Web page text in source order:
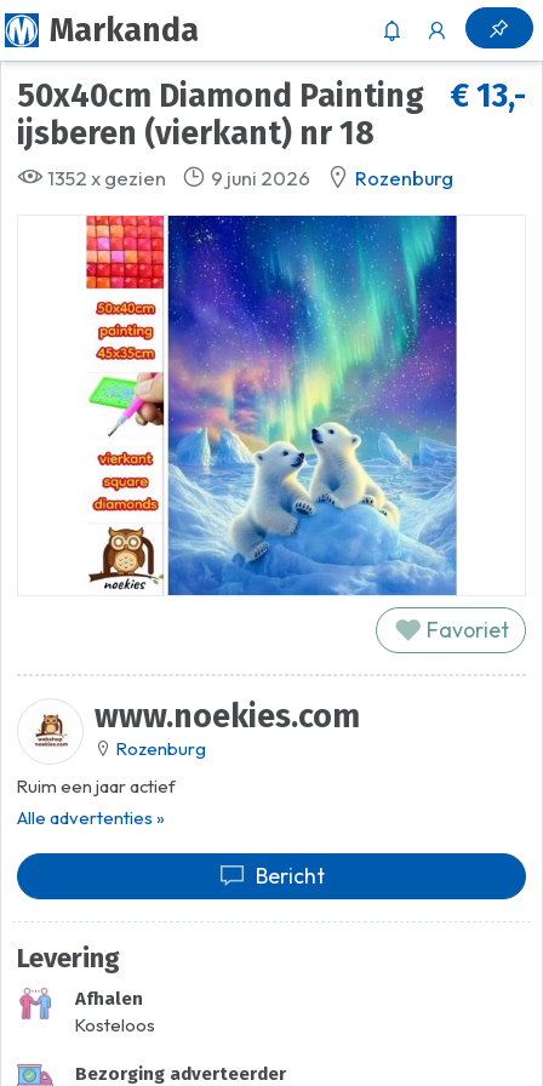
Markanda
€ 13,-
50x40cm Diamond Painting
ijsberen (vierkant) nr 18
1352 x gezien 9 juni 2026 Rozenburg
Favoriet
www.noekies.com
Rozenburg
Ruim een jaar actief
Alle advertenties »
Bericht
Levering
Afhalen
Kosteloos
Bezorging adverteerder